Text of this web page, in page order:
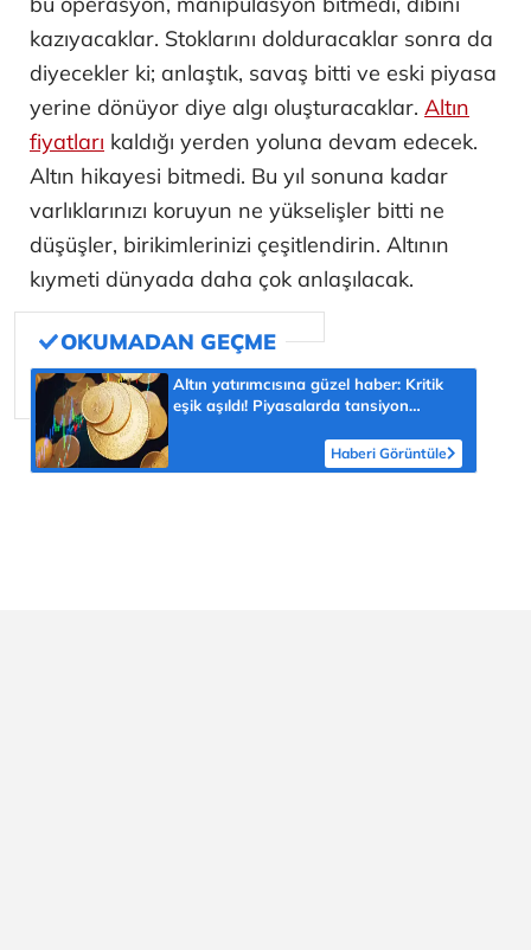
kazıyacaklar. Stoklarını dolduracaklar sonra da
diyecekler ki; anlaştık, savaş bitti ve eski piyasa
yerine dönüyor diye algı oluşturacaklar. Altın
fiyatları kaldığı yerden yoluna devam edecek.
Altın hikayesi bitmedi. Bu yıl sonuna kadar
varlıklarınızı koruyun ne yükselişler bitti ne
düşüşler, birikimlerinizi çeşitlendirin. Altının
kıymeti dünyada daha çok anlaşılacak.
Altın yatırımcısına güzel haber: Kritik
eşik aşıldı! Piyasalarda tansiyon
Haberi Görüntüle